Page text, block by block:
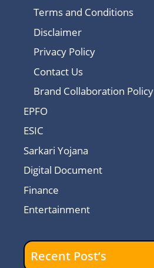
Terms and Conditions
Disclaimer
Privacy Policy
Contact Us
Brand Collaboration Policy
EPFO
ESIC
Sarkari Yojana
Digital Document
Finance
Entertainment
Recent Post’s